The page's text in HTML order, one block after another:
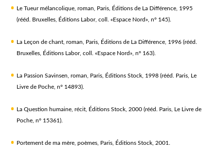
Le Tueur mélancolique, roman, Paris, Éditions de La Différence, 1995
(rééd. Bruxelles, Éditions Labor, coll. «Espace Nord», n° 145).
La Leçon de chant, roman, Paris, Éditions de La Différence, 1996 (rééd.
Bruxelles, Éditions Labor, coll. «Espace Nord», n° 163).
La Passion Savinsen, roman, Paris, Éditions Stock, 1998 (rééd. Paris, Le
Livre de Poche, n° 14893).
La Question humaine, récit, Éditions Stock, 2000 (rééd. Paris, Le Livre de
Poche, n° 15361).
Portement de ma mère, poèmes, Paris, Éditions Stock, 2001.